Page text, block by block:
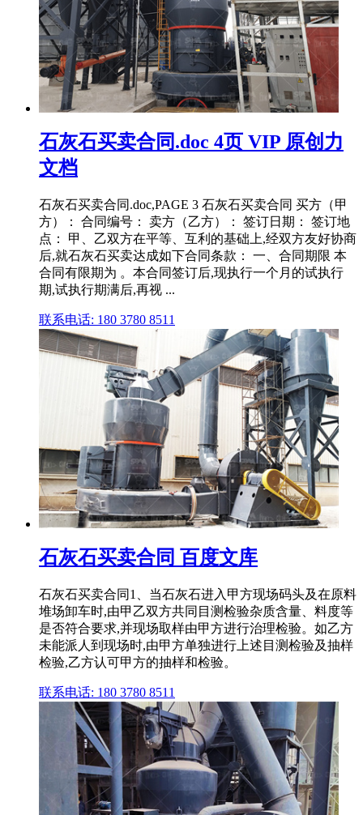
石灰石买卖合同.doc 4页 VIP 原创力
文档
石灰石买卖合同.doc,PAGE 3 石灰石买卖合同 买方（甲
方）： 合同编号： 卖方（乙方）： 签订日期： 签订地
点： 甲、乙双方在平等、互利的基础上,经双方友好协商
后,就石灰石买卖达成如下合同条款： 一、合同期限 本
合同有限期为 。本合同签订后,现执行一个月的试执行
期,试执行期满后,再视 ...
联系电话: 180 3780 8511
石灰石买卖合同 百度文库
石灰石买卖合同1、当石灰石进入甲方现场码头及在原料
堆场卸车时,由甲乙双方共同目测检验杂质含量、料度等
是否符合要求,并现场取样由甲方进行治理检验。如乙方
未能派人到现场时,由甲方单独进行上述目测检验及抽样
检验,乙方认可甲方的抽样和检验。
联系电话: 180 3780 8511